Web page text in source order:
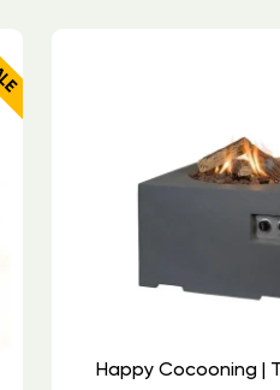
Happy Cocooning |